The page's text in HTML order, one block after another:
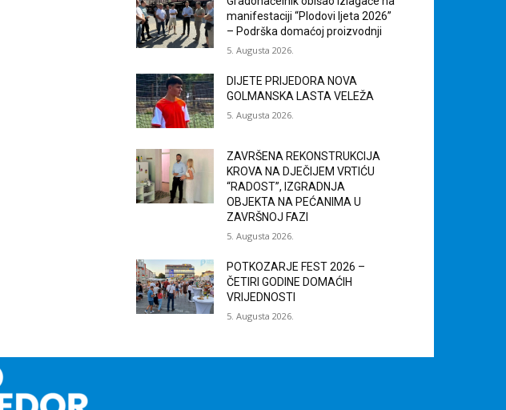
manifestaciji “Plodovi ljeta 2026”
– Podrška domaćoj proizvodnji
5. Augusta 2026.
DIJETE PRIJEDORA NOVA
GOLMANSKA LASTA VELEŽA
5. Augusta 2026.
ZAVRŠENA REKONSTRUKCIJA
KROVA NA DJEČIJEM VRTIĆU
“RADOST”, IZGRADNJA
OBJEKTA NA PEĆANIMA U
ZAVRŠNOJ FAZI
5. Augusta 2026.
POTKOZARJE FEST 2026 –
ČETIRI GODINE DOMAĆIH
VRIJEDNOSTI
5. Augusta 2026.